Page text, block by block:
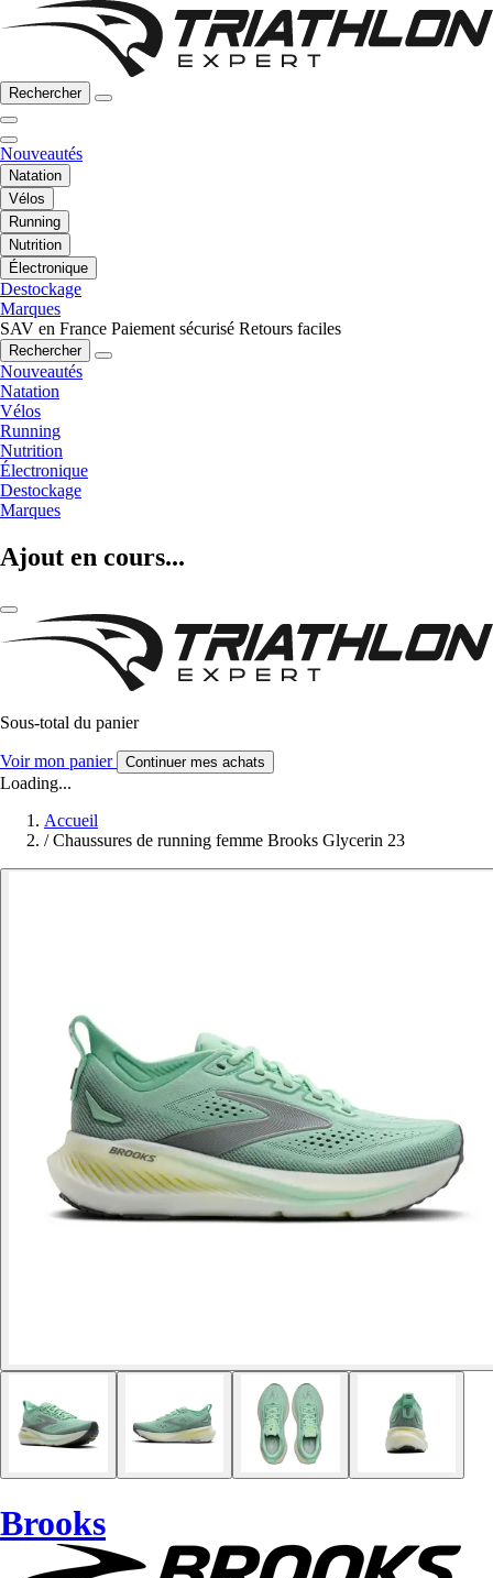
Rechercher
Nouveautés
Natation
Vélos
Running
Nutrition
Électronique
Destockage
Marques
SAV en France Paiement sécurisé Retours faciles
Rechercher
Nouveautés
Natation
Vélos
Running
Nutrition
Électronique
Destockage
Marques
Ajout en cours...
Sous-total du panier
Voir mon panier Continuer mes achats
Loading...
Accueil
/ Chaussures de running femme Brooks Glycerin 23
Brooks